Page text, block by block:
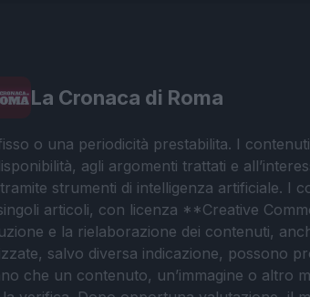
La Cronaca di Roma
o una periodicità prestabilita. I
agli argomenti trattati e
strumenti di intelligenza artificiale. I
articoli, con licenza **Creative
e la rielaborazione dei contenuti,
salvo diversa indicazione, possono
che un contenuto, un’immagine o altro